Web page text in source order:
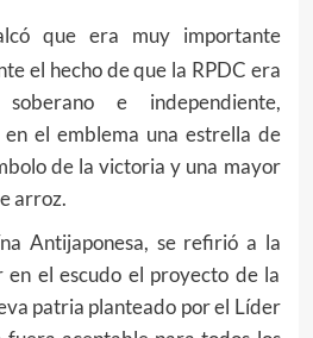
que era muy importante
el hecho de que la RPDC era
e independiente,
el emblema una estrella de
de la victoria y una mayor
arroz.
Antijaponesa, se refirió a la
el escudo el proyecto de la
patria planteado por el Líder